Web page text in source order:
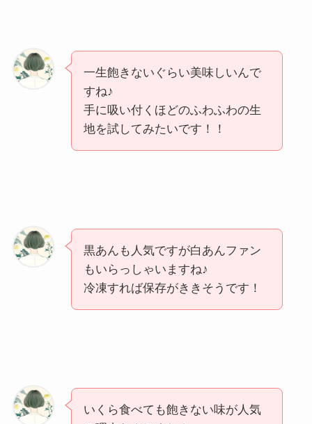
一生飽きないぐらい美味しいんで
すね♪
手に吸い付くほどのふわふわの生
地を試してみたいです！！
黒あんも人気ですが白あんファン
もいらっしゃいますね♪
冷凍すれば保存がききそうです！
いくら食べても飽きない味が人気